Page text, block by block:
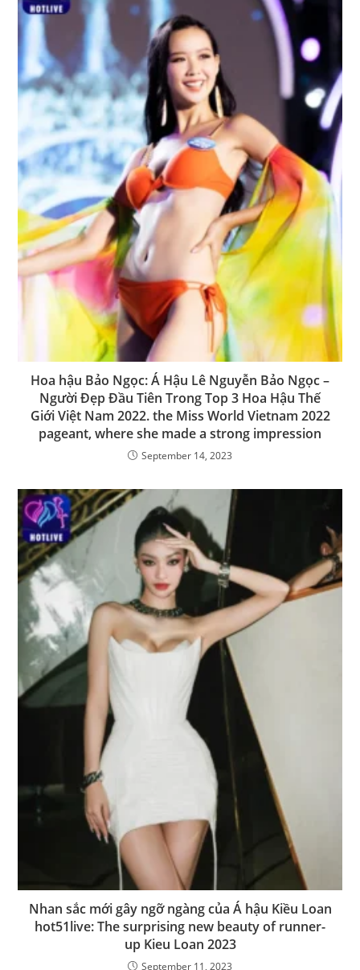
Hoa hậu Bảo Ngọc: Á Hậu Lê Nguyễn Bảo Ngọc –
Người Đẹp Đầu Tiên Trong Top 3 Hoa Hậu Thế
Giới Việt Nam 2022. the Miss World Vietnam 2022
pageant, where she made a strong impression
September 14, 2023
Nhan sắc mới gây ngỡ ngàng của Á hậu Kiều Loan
hot51live: The surprising new beauty of runner-
up Kieu Loan 2023
September 11, 2023